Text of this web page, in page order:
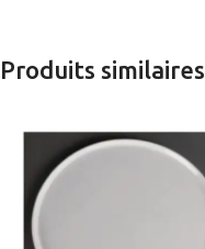
Produits similaires